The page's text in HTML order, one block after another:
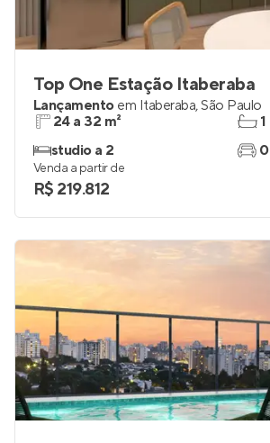
Top One Estação Itaberaba
Lançamento em Itaberaba,São Paulo
24 a 32 m²
studio a 2
1
0
Venda a partir de
R$ 219.812